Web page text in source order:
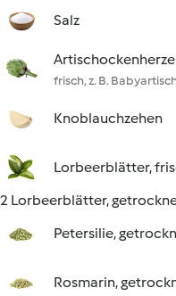
Salz
frisch, z. B.
Knoblauchzehen
Lorbeerblätter,
2 Lorbeerblätter,
Petersilie,
Rosmarin,